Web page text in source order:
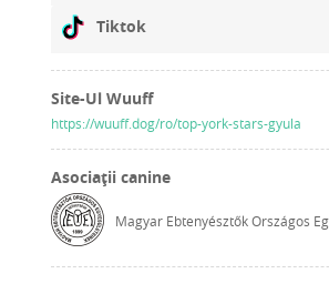
Tiktok
Site-Ul Wuuff
https://wuuff.dog/ro/top-york-stars-gyula
Asociații canine
Magyar Ebtenyésztők Országos